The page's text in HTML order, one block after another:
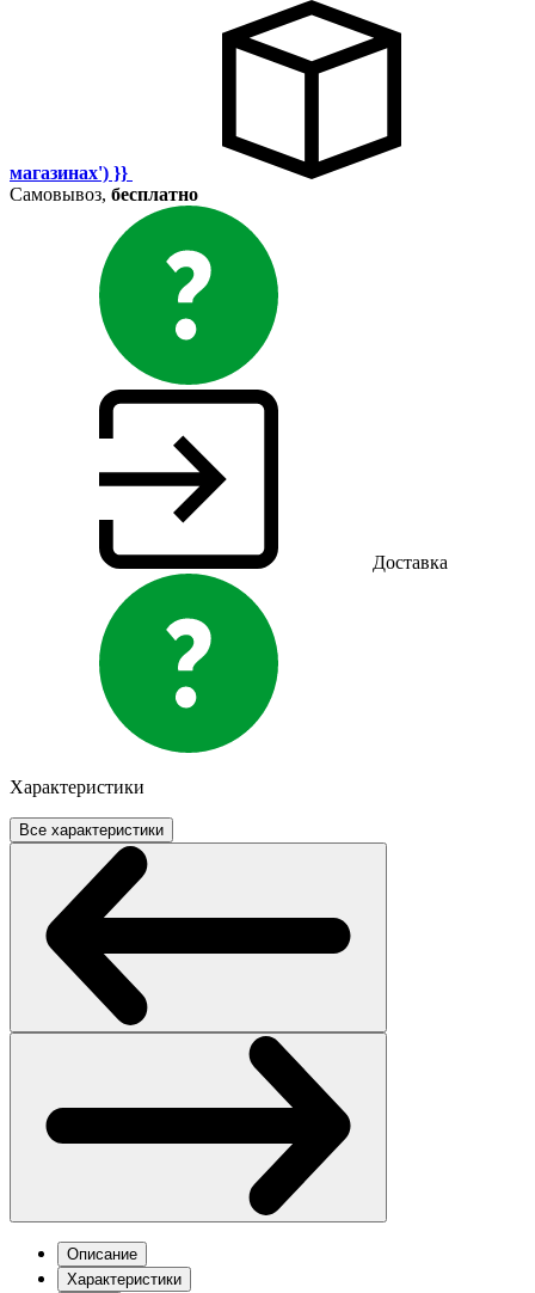
магазинах') }}
Самовывоз, бесплатно
Доставка
Характеристики
Все характеристики
Описание
Характеристики